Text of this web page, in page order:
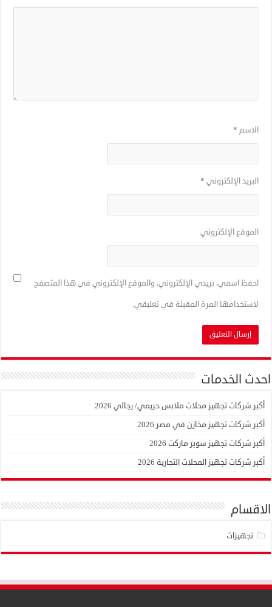
الاسم *
البريد الإلكتروني *
الموقع الإلكتروني
احفظ اسمي، بريدي الإلكتروني، والموقع الإلكتروني في هذا المتصفح
لاستخدامها المرة المقبلة في تعليقي.
احدث الخدمات
أكبر شركات تجهيز محلات ملابس حريمي/ رجالي 2026
أكبر شركات تجهيز مخازن في مصر 2026
أكبر شركات تجهيز سوبر ماركت 2026
أكبر شركات تجهيز المحلات التجارية 2026
الاقسام
تجهيزات